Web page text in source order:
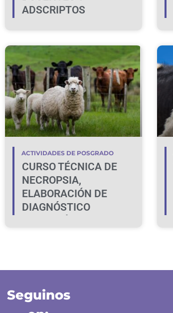
ADSCRIPTOS
ACTIVIDADES DE POSGRADO
CURSO TÉCNICA DE
NECROPSIA,
ELABORACIÓN DE
DIAGNÓSTICO
Seguinos